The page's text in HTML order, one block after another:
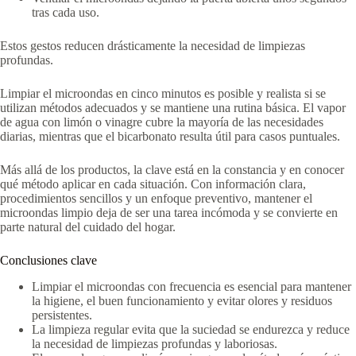
tras cada uso.
Estos gestos reducen drásticamente la necesidad de limpiezas
profundas.
Limpiar el microondas en cinco minutos es posible y realista si se
utilizan métodos adecuados y se mantiene una rutina básica. El vapor
de agua con limón o vinagre cubre la mayoría de las necesidades
diarias, mientras que el bicarbonato resulta útil para casos puntuales.
Más allá de los productos, la clave está en la constancia y en conocer
qué método aplicar en cada situación. Con información clara,
procedimientos sencillos y un enfoque preventivo, mantener el
microondas limpio deja de ser una tarea incómoda y se convierte en
parte natural del cuidado del hogar.
Conclusiones clave
Limpiar el microondas con frecuencia es esencial para mantener
la higiene, el buen funcionamiento y evitar olores y residuos
persistentes.
La limpieza regular evita que la suciedad se endurezca y reduce
la necesidad de limpiezas profundas y laboriosas.